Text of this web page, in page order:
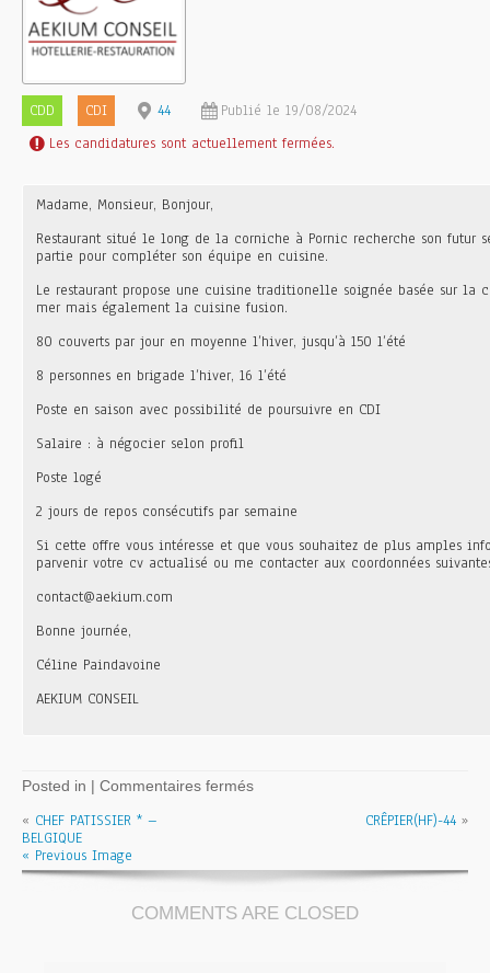
CDD CDI 44
Publié le 19/08/2024
Les candidatures sont actuellement fermées.
Madame, Monsieur, Bonjour,
Restaurant situé le long de la corniche à Pornic recherche son futur
partie pour compléter son équipe en cuisine.
Le restaurant propose une cuisine traditionelle soignée basée sur
mer mais également la cuisine fusion.
80 couverts par jour en moyenne l’hiver, jusqu’à 150 l’été
8 personnes en brigade l’hiver, 16 l’été
Poste en saison avec possibilité de poursuivre en CDI
Salaire : à négocier selon profil
Poste logé
2 jours de repos consécutifs par semaine
Si cette offre vous intéresse et que vous souhaitez de plus amples
parvenir votre cv actualisé ou me contacter aux coordonnées
contact@aekium.com
Bonne journée,
Céline Paindavoine
AEKIUM CONSEIL
Posted in | Commentaires ferméssur
44
« CHEF PATISSIER * –
BELGIQUE
CRÊPIER(HF)-44 »
« Previous Image
COMMENTS ARE CLOSED